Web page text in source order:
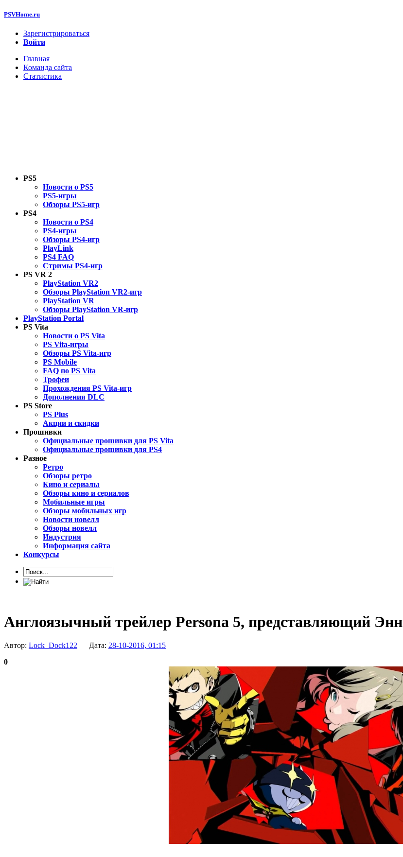
PSVHome.ru
Зарегистрироваться
Войти
Главная
Команда сайта
Статистика
PS5
Новости о PS5
PS5-игры
Обзоры PS5-игр
PS4
Новости о PS4
PS4-игры
Обзоры PS4-игр
PlayLink
PS4 FAQ
Стримы PS4-игр
PS VR 2
PlayStation VR2
Обзоры PlayStation VR2-игр
PlayStation VR
Обзоры PlayStation VR-игр
PlayStation Portal
PS Vita
Новости о PS Vita
PS Vita-игры
Обзоры PS Vita-игр
PS Mobile
FAQ по PS Vita
Трофеи
Прохождения PS Vita-игр
Дополнения DLC
PS Store
PS Plus
Акции и скидки
Прошивки
Официальные прошивки для PS Vita
Официальные прошивки для PS4
Разное
Ретро
Обзоры ретро
Кино и сериалы
Обзоры кино и сериалов
Мобильные игры
Обзоры мобильных игр
Новости новелл
Обзоры новелл
Индустрия
Информация сайта
Конкурсы
Англоязычный трейлер Persona 5, представляющий Энн
Автор: Lock_Dock122 Дата: 28-10-2016, 01:15
0